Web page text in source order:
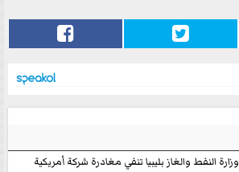
وزارة النفط والغاز بليبيا تنفي مغادرة شركة أمريكية